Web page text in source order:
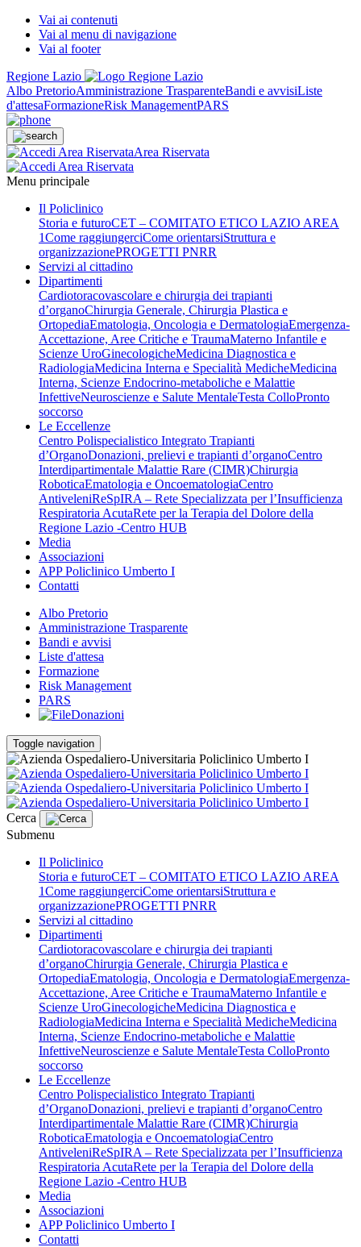
Vai ai contenuti
Vai al menu di navigazione
Vai al footer
Regione Lazio
Albo PretorioAmministrazione TrasparenteBandi e avvisiListe
d'attesaFormazioneRisk ManagementPARS
Area Riservata
Menu principale
Il Policlinico
Storia e futuroCET – COMITATO ETICO LAZIO AREA
1Come raggiungerciCome orientarsiStruttura e
organizzazionePROGETTI PNRR
Servizi al cittadino
Dipartimenti
Cardiotoracovascolare e chirurgia dei trapianti
d’organoChirurgia Generale, Chirurgia Plastica e
OrtopediaEmatologia, Oncologia e DermatologiaEmergenza-
Accettazione, Aree Critiche e TraumaMaterno Infantile e
Scienze UroGinecologicheMedicina Diagnostica e
RadiologiaMedicina Interna e Specialità MedicheMedicina
Interna, Scienze Endocrino-metaboliche e Malattie
InfettiveNeuroscienze e Salute MentaleTesta ColloPronto
soccorso
Le Eccellenze
Centro Polispecialistico Integrato Trapianti
d’OrganoDonazioni, prelievi e trapianti d’organoCentro
Interdipartimentale Malattie Rare (CIMR)Chirurgia
RoboticaEmatologia e OncoematologiaCentro
AntiveleniReSpIRA – Rete Specializzata per l’Insufficienza
Respiratoria AcutaRete per la Terapia del Dolore della
Regione Lazio -Centro HUB
Media
Associazioni
APP Policlinico Umberto I
Contatti
Albo Pretorio
Amministrazione Trasparente
Bandi e avvisi
Liste d'attesa
Formazione
Risk Management
PARS
Donazioni
Toggle navigation
Cerca
Submenu
Il Policlinico
Storia e futuroCET – COMITATO ETICO LAZIO AREA
1Come raggiungerciCome orientarsiStruttura e
organizzazionePROGETTI PNRR
Servizi al cittadino
Dipartimenti
Cardiotoracovascolare e chirurgia dei trapianti
d’organoChirurgia Generale, Chirurgia Plastica e
OrtopediaEmatologia, Oncologia e DermatologiaEmergenza-
Accettazione, Aree Critiche e TraumaMaterno Infantile e
Scienze UroGinecologicheMedicina Diagnostica e
RadiologiaMedicina Interna e Specialità MedicheMedicina
Interna, Scienze Endocrino-metaboliche e Malattie
InfettiveNeuroscienze e Salute MentaleTesta ColloPronto
soccorso
Le Eccellenze
Centro Polispecialistico Integrato Trapianti
d’OrganoDonazioni, prelievi e trapianti d’organoCentro
Interdipartimentale Malattie Rare (CIMR)Chirurgia
RoboticaEmatologia e OncoematologiaCentro
AntiveleniReSpIRA – Rete Specializzata per l’Insufficienza
Respiratoria AcutaRete per la Terapia del Dolore della
Regione Lazio -Centro HUB
Media
Associazioni
APP Policlinico Umberto I
Contatti